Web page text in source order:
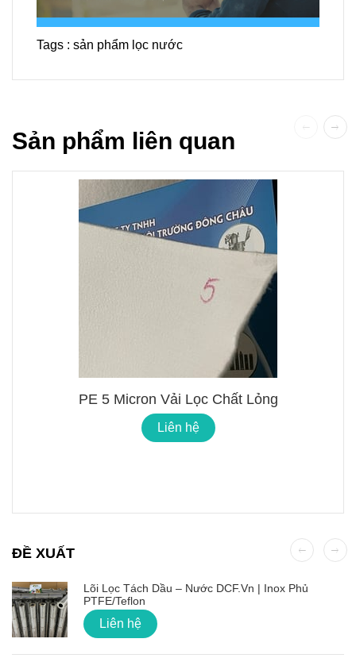
Tags : sản phẩm lọc nước
Sản phẩm liên quan
PE 5 Micron Vải Lọc Chất Lỏng
Liên hệ
ĐỀ XUẤT
Lõi Lọc Tách Dầu – Nước DCF.vn | Inox Phủ
PTFE/Teflon
Liên hệ